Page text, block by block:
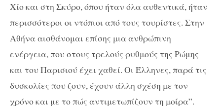
Χίο και στη Σκύρο, όπου ήταν όλα αυθεντικά, ήταν
περισσότεροι οι ντόπιοι από τους τουρίστες. Στην
Αθήνα αισθάνομαι επίσης μια ανθρώπινη
ενέργεια, που στους τρελούς ρυθμούς της Ρώμης
και του Παρισιού έχει χαθεί. Οι Έλληνες, παρά τις
δυσκολίες που ζουν, έχουν άλλη σχέση με τον
χρόνο και με το πώς αντιμετωπίζουν τη μοίρα”.